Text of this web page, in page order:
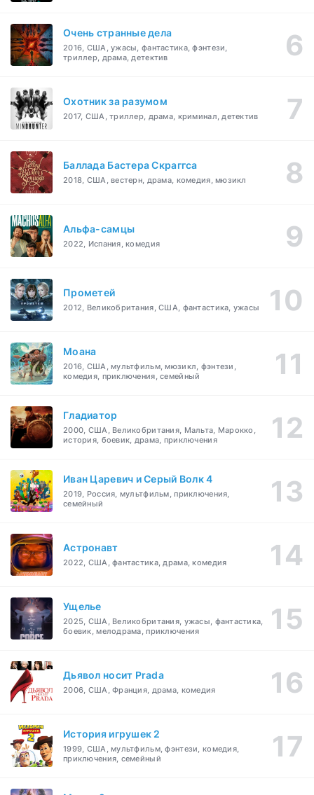
Очень странные дела
2016, США, ужасы, фантастика, фэнтези,
триллер, драма, детектив
Охотник за разумом
2017, США, триллер, драма, криминал, детектив
Баллада Бастера Скраггса
2018, США, вестерн, драма, комедия, мюзикл
Альфа-самцы
2022, Испания, комедия
Прометей
2012, Великобритания, США, фантастика, ужасы
Моана
2016, США, мультфильм, мюзикл, фэнтези,
комедия, приключения, семейный
Гладиатор
2000, США, Великобритания, Мальта, Марокко,
история, боевик, драма, приключения
Иван Царевич и Серый Волк 4
2019, Россия, мультфильм, приключения,
семейный
Астронавт
2022, США, фантастика, драма, комедия
Ущелье
2025, США, Великобритания, ужасы, фантастика,
боевик, мелодрама, приключения
Дьявол носит Prada
2006, США, Франция, драма, комедия
История игрушек 2
1999, США, мультфильм, фэнтези, комедия,
приключения, семейный